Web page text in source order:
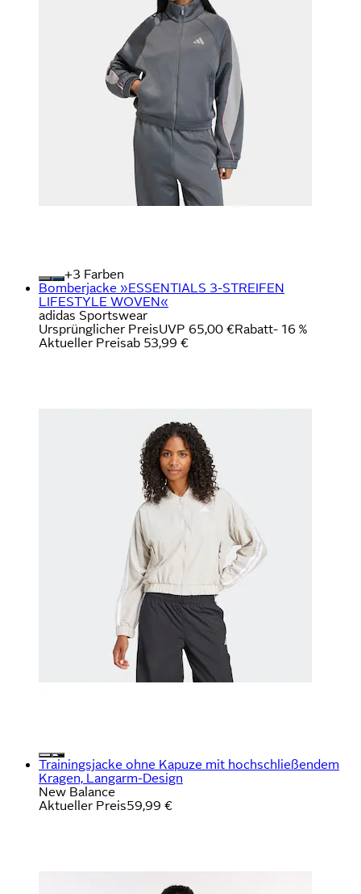
+
Farben
Bomberjacke »ESSENTIALS 3-STREIFEN
LIFESTYLE WOVEN«
adidas Sportswear
Ursprünglicher PreisUVP 65,00 €Rabatt- 16 %
Aktueller Preisab 53,99 €
Trainingsjacke ohne Kapuze mit hochschließendem
Kragen, Langarm-Design
New Balance
Aktueller Preis59,99 €